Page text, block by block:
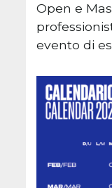
Open e
evento di